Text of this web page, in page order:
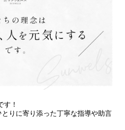
2丁目39番25号
」「大変だったこと」
ての考えや
”という方も大歓迎♪
！
りに寄り添った丁寧な指導や助言